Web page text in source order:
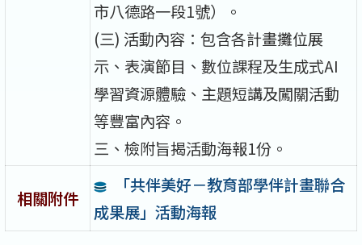
市八德路一段1號）。
(三) 活動內容：包含各計畫攤位展
示、表演節目、數位課程及生成式AI
學習資源體驗、主題短講及闖關活動
等豐富內容。
三、檢附旨揭活動海報1份。
相關附件
「共伴美好－教育部學伴計畫聯合
成果展」活動海報